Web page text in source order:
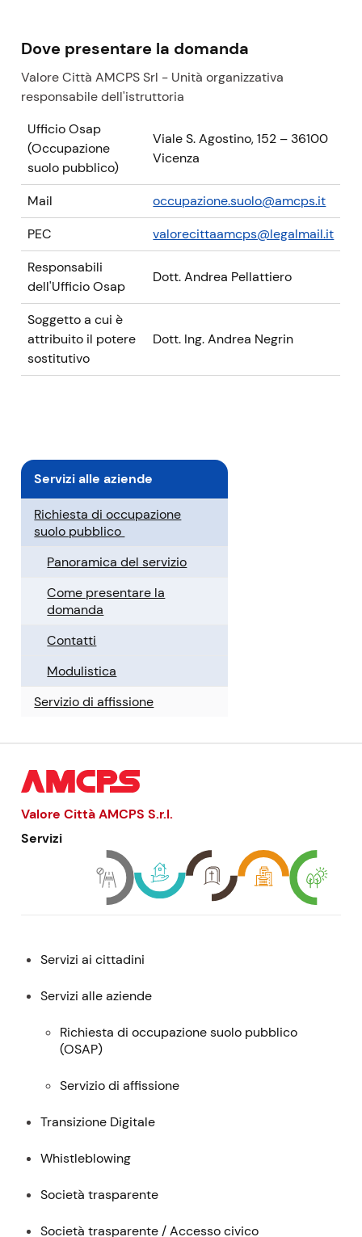
Dove presentare la domanda
Valore Città AMCPS Srl - Unità organizzativa
responsabile dell'istruttoria
Ufficio Osap
(Occupazione
suolo pubblico)
Viale S. Agostino, 152 – 36100
Vicenza
Mail
occupazione.suolo@amcps.it
PEC
valorecittaamcps@legalmail.it
Responsabili
dell'Ufficio Osap
Dott. Andrea Pellattiero
Soggetto a cui è
attribuito il potere
sostitutivo
Dott. Ing. Andrea Negrin
Servizi alle aziende
Richiesta di occupazione
suolo pubblico
Panoramica del servizio
Come presentare la
domanda
Contatti
Modulistica
Servizio di affissione
Valore Città AMCPSS.r.l.
Servizi
Menu:
contatti
servizi
Servizi ai cittadini
Servizi alle aziende
Richiesta di occupazione suolo pubblico
(OSAP)
Servizio di affissione
Transizione Digitale
Whistleblowing
Società trasparente
Società trasparente / Accesso civico